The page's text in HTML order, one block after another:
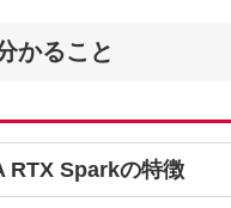
かること
RTX Sparkの特徴